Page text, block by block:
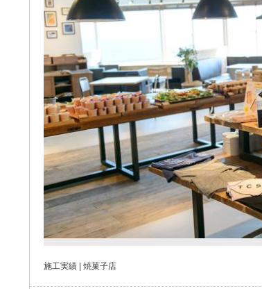
施工実績 | 焼菓子店